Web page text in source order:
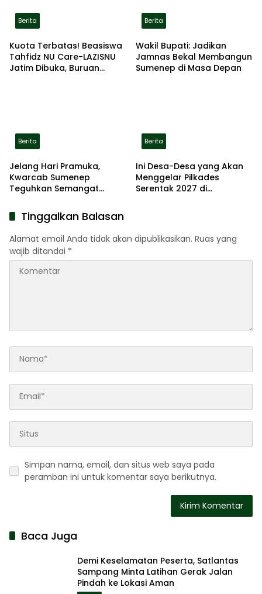
Berita
Kuota Terbatas! Beasiswa
Tahfidz NU Care-LAZISNU
Jatim Dibuka, Buruan
Berita
Wakil Bupati: Jadikan
Jamnas Bekal Membangun
Sumenep di Masa Depan
Berita
Jelang Hari Pramuka,
Kwarcab Sumenep
Teguhkan Semangat
Pahlawan
Berita
Ini Desa-Desa yang Akan
Menggelar Pilkades
Serentak 2027 di
Tinggalkan Balasan
Alamat email Anda tidak akan dipublikasikan. Ruas yang
wajib ditandai *
Simpan nama, email, dan situs web saya pada
peramban ini untuk komentar saya berikutnya.
Baca Juga
Demi Keselamatan Peserta, Satlantas
Sampang Minta Latihan Gerak Jalan
Pindah ke Lokasi Aman